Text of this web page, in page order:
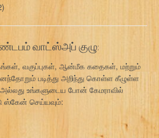
வாட்ஸ்அப் குழு:
வகுப்புகள், ஆன்மீக கதைகள், மற்றும்
படித்து அறிந்து கொள்ள கீழுள்ள
உங்களுடைய போன் கேமராவில்
ஸ்கேன் செய்யவும்: